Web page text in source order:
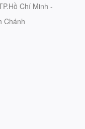
Chí Minh -
Chánh